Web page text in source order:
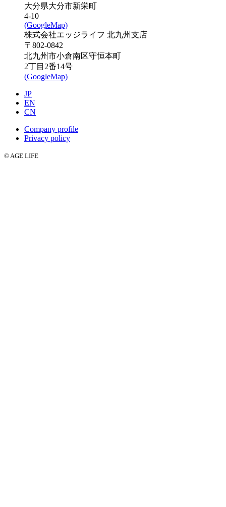
大分県大分市新栄町
4-10
(GoogleMap)
株式会社エッジライフ 北九州支店
〒802-0842
北九州市小倉南区守恒本町
2丁目2番14号
(GoogleMap)
JP
EN
CN
Company profile
Privacy policy
© AGE LIFE